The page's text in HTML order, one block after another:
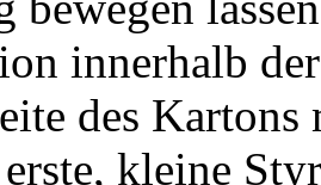
innerhalb
des
kleine